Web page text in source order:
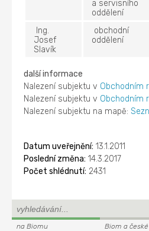
a servisního
oddělení
Ing.
Josef
Slavík
obchodní
oddělení
další informace
Nalezení subjektu v Obchodním
Nalezení subjektu v Obchodním
Nalezení subjektu na mapě:
Datum uveřejnění: 13.1.2011
Poslední změna: 14.3.2017
Počet shlédnutí: 2431
na Biomu Biom a